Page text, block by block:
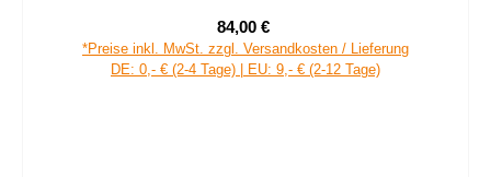
Verkaufspreis:
84,00 €
*Preise inkl. MwSt. zzgl. Versandkosten / Lieferung
DE: 0,- € (2-4 Tage) | EU: 9,- € (2-12 Tage)